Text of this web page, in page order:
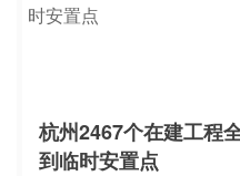
杭州2467个在建工程
到临时安置点